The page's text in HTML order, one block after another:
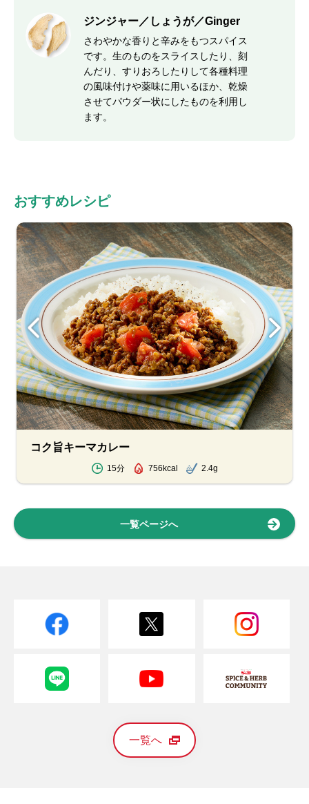
ジンジャー／しょうが／Ginger
さわやかな香りと辛みをもつスパイス
です。生のものをスライスしたり、刻
んだり、すりおろしたりして各種料理
の風味付けや薬味に用いるほか、乾燥
させてパウダー状にしたものを利用し
ます。
おすすめレシピ
コク旨キーマカレー
15分 756kcal 2.4g
一覧ページへ
一覧へ